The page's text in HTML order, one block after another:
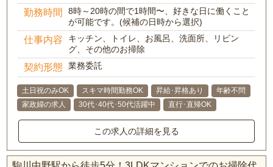
勤務時間
8時～20時の間で1時間〜、好きな日に働くこと
が可能です。(候補の日時から選択)
仕事内容
キッチン、トイレ、お風呂、洗面所、リビン
グ、その他のお掃除
契約形態 業務委託
土日祝のみOK スキマ時間勤務OK 昇給･昇格あり
年齢不問
家政婦の求人
30代･40代･50代活躍中 直行･直帰OK
この求人の詳細を見る